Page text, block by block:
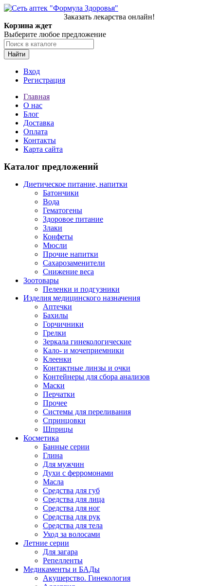
Заказать лекарства онлайн!
Корзина ждет
Выберите любое предложение
Найти
Вход
Регистрация
Главная
О нас
Блог
Доставка
Оплата
Контакты
Карта сайта
Каталог предложений
Диетическое питание, напитки
Батончики
Вода
Гематогены
Здоровое питание
Злаки
Конфеты
Мюсли
Прочие напитки
Сахарозаменители
Снижение веса
Зоотовары
Пеленки и подгузники
Изделия медицинского назначения
Аптечки
Бахилы
Горчичники
Грелки
Зеркала гинекологические
Кало- и мочеприемники
Клеенки
Контактные линзы и очки
Контейнеры для сбора анализов
Маски
Перчатки
Прочее
Системы для переливания
Спринцовки
Шприцы
Косметика
Банные серии
Глина
Для мужчин
Духи с ферромонами
Масла
Средства для губ
Средства для лица
Средства для ног
Средства для рук
Средства для тела
Уход за волосами
Летние серии
Для загара
Репелленты
Медикаменты и БАДы
Акушерство. Гинекология